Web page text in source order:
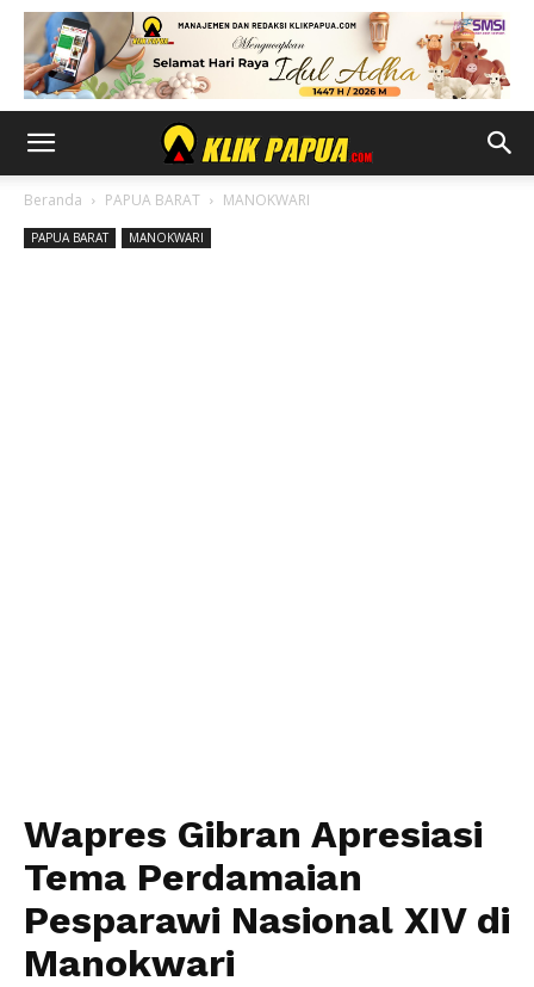
Beranda PAPUA BARAT MANOKWARI
PAPUA BARAT MANOKWARI
Wapres Gibran Apresiasi
Tema Perdamaian
Pesparawi Nasional XIV di
Manokwari